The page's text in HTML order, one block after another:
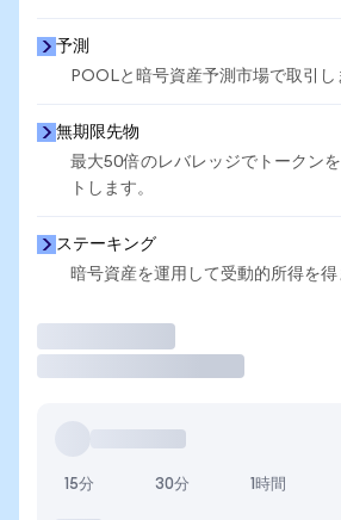
予測
POOLと暗号資産予測市場で取引し
無期限先物
最大50倍のレバレッジでトークン
トします。
ステーキング
暗号資産を運用して受動的所得を得
15分 30分 1時間